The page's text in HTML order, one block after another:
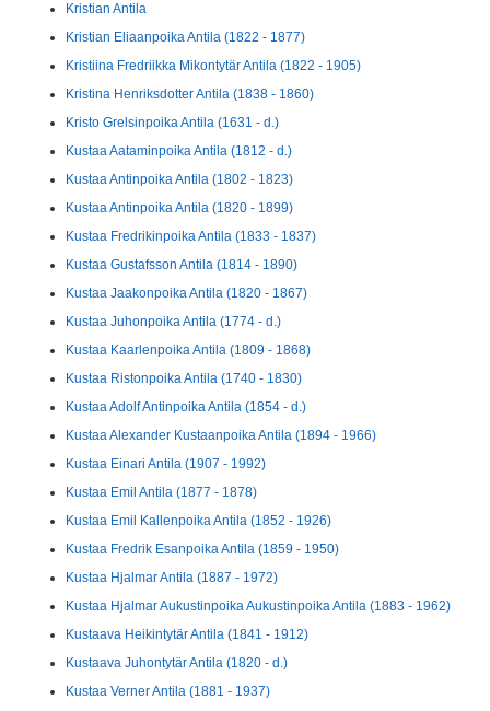
Kristian Antila
Kristian Eliaanpoika Antila (1822 - 1877)
Kristiina Fredriikka Mikontytär Antila (1822 - 1905)
Kristina Henriksdotter Antila (1838 - 1860)
Kristo Grelsinpoika Antila (1631 - d.)
Kustaa Aataminpoika Antila (1812 - d.)
Kustaa Antinpoika Antila (1802 - 1823)
Kustaa Antinpoika Antila (1820 - 1899)
Kustaa Fredrikinpoika Antila (1833 - 1837)
Kustaa Gustafsson Antila (1814 - 1890)
Kustaa Jaakonpoika Antila (1820 - 1867)
Kustaa Juhonpoika Antila (1774 - d.)
Kustaa Kaarlenpoika Antila (1809 - 1868)
Kustaa Ristonpoika Antila (1740 - 1830)
Kustaa Adolf Antinpoika Antila (1854 - d.)
Kustaa Alexander Kustaanpoika Antila (1894 - 1966)
Kustaa Einari Antila (1907 - 1992)
Kustaa Emil Antila (1877 - 1878)
Kustaa Emil Kallenpoika Antila (1852 - 1926)
Kustaa Fredrik Esanpoika Antila (1859 - 1950)
Kustaa Hjalmar Antila (1887 - 1972)
Kustaa Hjalmar Aukustinpoika Aukustinpoika Antila (1883 - 1962)
Kustaava Heikintytär Antila (1841 - 1912)
Kustaava Juhontytär Antila (1820 - d.)
Kustaa Verner Antila (1881 - 1937)